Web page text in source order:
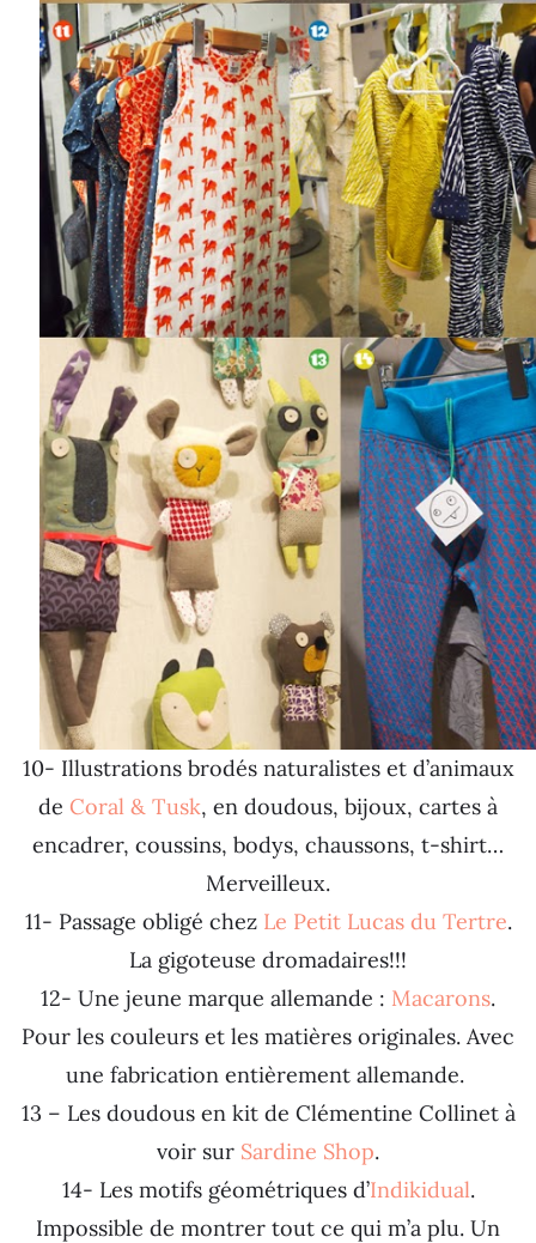
10- Illustrations brodés naturalistes et d’animaux
de Coral & Tusk, en doudous, bijoux, cartes à
encadrer, coussins, bodys, chaussons, t-shirt…
Merveilleux.
11- Passage obligé chez Le Petit Lucas du Tertre.
La gigoteuse dromadaires!!!
12- Une jeune marque allemande : Macarons.
Pour les couleurs et les matières originales. Avec
une fabrication entièrement allemande.
13 – Les doudous en kit de Clémentine Collinet à
voir sur Sardine Shop.
14- Les motifs géométriques d’Indikidual.
Impossible de montrer tout ce qui m’a plu. Un